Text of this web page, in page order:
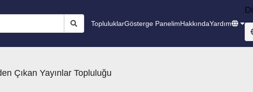
TopluluklarGösterge PanelimHakkındaYardım
Dil
Çıkan Yayınlar Topluluğu